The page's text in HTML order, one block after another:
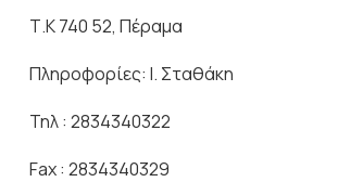
Τ.Κ 740 52, Πέραμα
Πληροφορίες: Ι. Σταθάκη
Τηλ : 2834340322
Fax : 2834340329